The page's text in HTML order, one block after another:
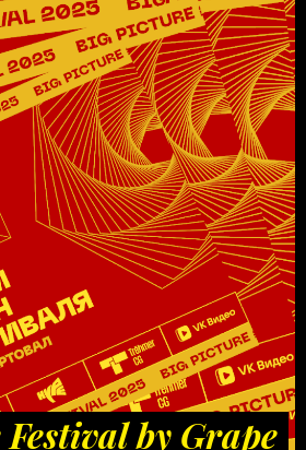
by Grape